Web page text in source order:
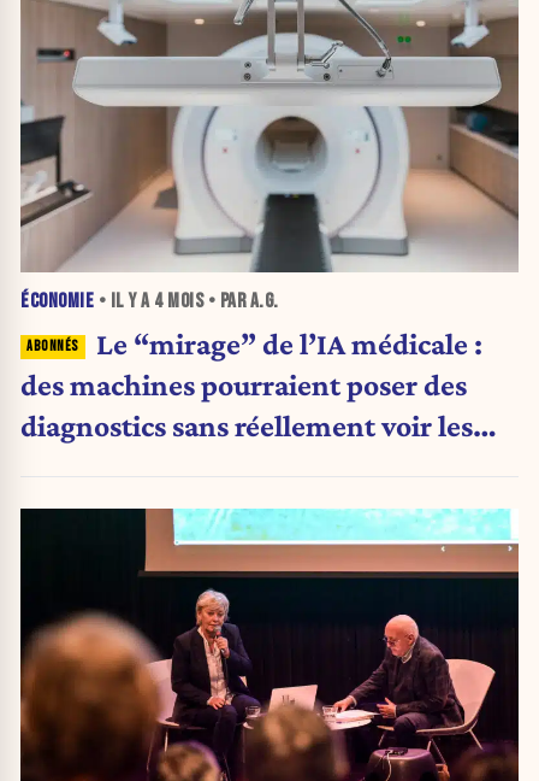
ÉCONOMIE • IL Y A 4 MOIS• PAR A.G.
Le “mirage” de l’IA médicale :
des machines pourraient poser des
diagnostics sans réellement voir les